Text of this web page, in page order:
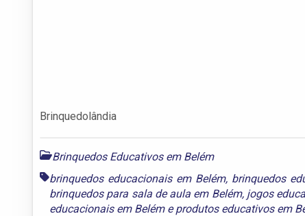
Brinquedolândia
Brinquedos Educativos em Belém
brinquedos educacionais em Belém, brinquedos
brinquedos para sala de aula em Belém, jogos
educacionais em Belémeprodutos educativos em